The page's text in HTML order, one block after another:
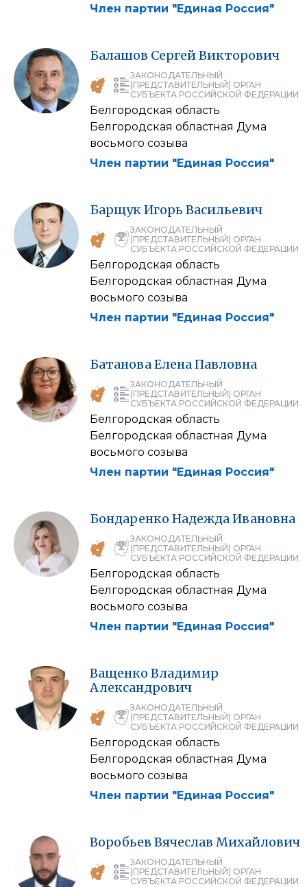
Член партии "Единая Россия"
Балашов СергейВикторович
ЗАКОНОДАТЕЛЬНЫЙ
(ПРЕДСТАВИТЕЛЬНЫЙ) ОРГАН
СУБЪЕКТА РОССИЙСКОЙ ФЕДЕРАЦИИ
Белгородская область
Белгородская областная Дума
восьмого созыва
Член партии "Единая Россия"
Барщук Игорь Васильевич
ЗАКОНОДАТЕЛЬНЫЙ
(ПРЕДСТАВИТЕЛЬНЫЙ) ОРГАН
СУБЪЕКТА РОССИЙСКОЙ ФЕДЕРАЦИИ
Белгородская область
Белгородская областная Дума
восьмого созыва
Член партии "Единая Россия"
Батанова Елена Павловна
ЗАКОНОДАТЕЛЬНЫЙ
(ПРЕДСТАВИТЕЛЬНЫЙ) ОРГАН
СУБЪЕКТА РОССИЙСКОЙ ФЕДЕРАЦИИ
Белгородская область
Белгородская областная Дума
восьмого созыва
Член партии "Единая Россия"
Бондаренко Надежда Ивановна
ЗАКОНОДАТЕЛЬНЫЙ
(ПРЕДСТАВИТЕЛЬНЫЙ) ОРГАН
СУБЪЕКТА РОССИЙСКОЙ ФЕДЕРАЦИИ
Белгородская область
Белгородская областная Дума
восьмого созыва
Член партии "Единая Россия"
Ващенко Владимир
Александрович
ЗАКОНОДАТЕЛЬНЫЙ
(ПРЕДСТАВИТЕЛЬНЫЙ) ОРГАН
СУБЪЕКТА РОССИЙСКОЙ ФЕДЕРАЦИИ
Белгородская область
Белгородская областная Дума
восьмого созыва
Член партии "Единая Россия"
Воробьев Вячеслав Михайлович
ЗАКОНОДАТЕЛЬНЫЙ
(ПРЕДСТАВИТЕЛЬНЫЙ) ОРГАН
СУБЪЕКТА РОССИЙСКОЙ ФЕДЕРАЦИИ